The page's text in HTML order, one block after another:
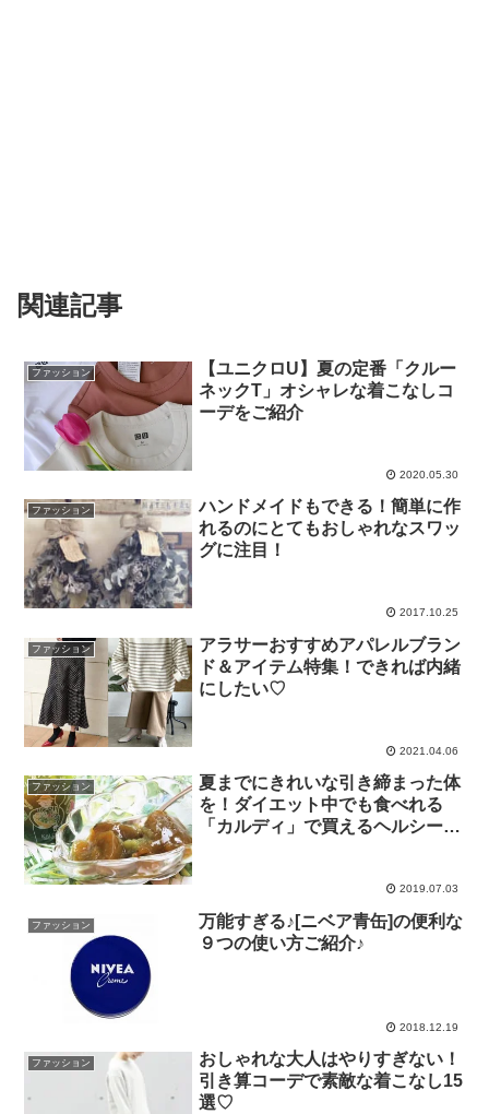
関連記事
ファッション
【ユニクロU】夏の定番「クルー
ネックT」オシャレな着こなしコ
ーデをご紹介
2020.05.30
ファッション
ハンドメイドもできる！簡単に作
れるのにとてもおしゃれなスワッ
グに注目！
2017.10.25
ファッション
アラサーおすすめアパレルブラン
ド＆アイテム特集！できれば内緒
にしたい♡
2021.04.06
ファッション
夏までにきれいな引き締まった体
を！ダイエット中でも食べれる
「カルディ」で買えるヘルシーお
2019.07.03
ファッション
万能すぎる♪[ニベア青缶]の便利な
９つの使い方ご紹介♪
2018.12.19
ファッション
おしゃれな大人はやりすぎない！
引き算コーデで素敵な着こなし15
選♡